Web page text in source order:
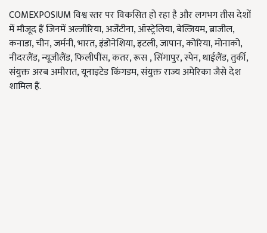
COMEXPOSIUM विश्व स्तर पर विकसित हो रहा है और लगभग तीस देशों
में मौजूद हैं जिनमें अल्जीरिया, अर्जेंटीना, ऑस्ट्रेलिया, बेल्जियम, ब्राजील,
कनाडा, चीन, जर्मनी, भारत, इंडोनेशिया, इटली, जापान, कोरिया, मोनाको,
नीदरलैंड, न्यूजीलैंड, फिलीपींस, कतर, रूस , सिंगापुर, स्पेन, थाईलैंड, तुर्की,
संयुक्त अरब अमीरात, यूनाइटेड किंगडम, संयुक्त राज्य अमेरिका जैसे देश
शामिल हैं.